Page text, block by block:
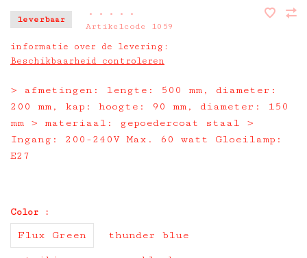
leverbaar
• • • •
•
Artikelcode
1059
informatie over de levering:
Beschikbaarheid controleren
> afmetingen: lengte: 500 mm, diameter:
200 mm, kap: hoogte: 90 mm, diameter: 150
mm > materiaal: gepoedercoat staal >
Ingang: 200-240V Max. 60 watt Gloeilamp:
E27
Color :
Flux Green thunder blue